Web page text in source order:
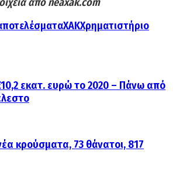
από neaxak.com
ΧΑΚΧρηματιστήριο
εκατ. ευρώ το 2020 – Πάνω από
κρούσματα, 73 θάνατοι, 817